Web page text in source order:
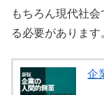
もちろん現代社
る必要があります
企